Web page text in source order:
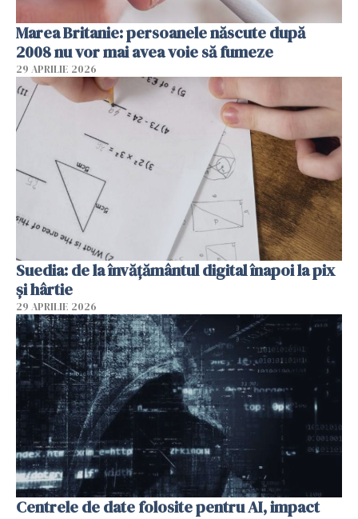
Marea Britanie: persoanele născute după
2008 nu vor mai avea voie să fumeze
29 APRILIE 2026
Suedia: de la învățământul digital înapoi la pix
și hârtie
29 APRILIE 2026
Centrele de date folosite pentru AI, impact